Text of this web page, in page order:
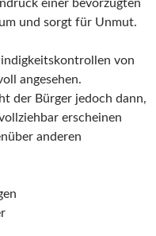
einer bevorzugten
und sorgt für Unmut.
von
angesehen.
der Bürger jedoch dann,
erscheinen
anderen